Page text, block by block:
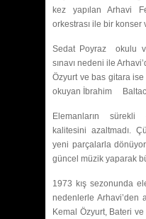
kez yapılan Arhavi
orkestrası ile bir konser
Sedat Poyraz okulu
sınavı nedeni ile
Özyurt ve bas gitara
okuyan İbrahim
Elemanların sürekli
kalitesini azaltmadı.
yeni parçalarla
güncel müzik yaparak
1973 kış sezonunda
nedenlerle Arhavi’den
Kemal Özyurt, Bateri